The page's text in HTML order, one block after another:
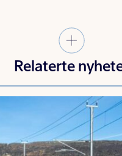
Relaterte